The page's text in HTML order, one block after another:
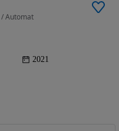
/ Automat
2021